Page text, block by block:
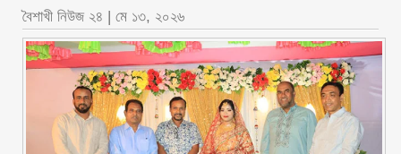
বৈশাখী নিউজ ২৪ | মে ১৩, ২০২৬